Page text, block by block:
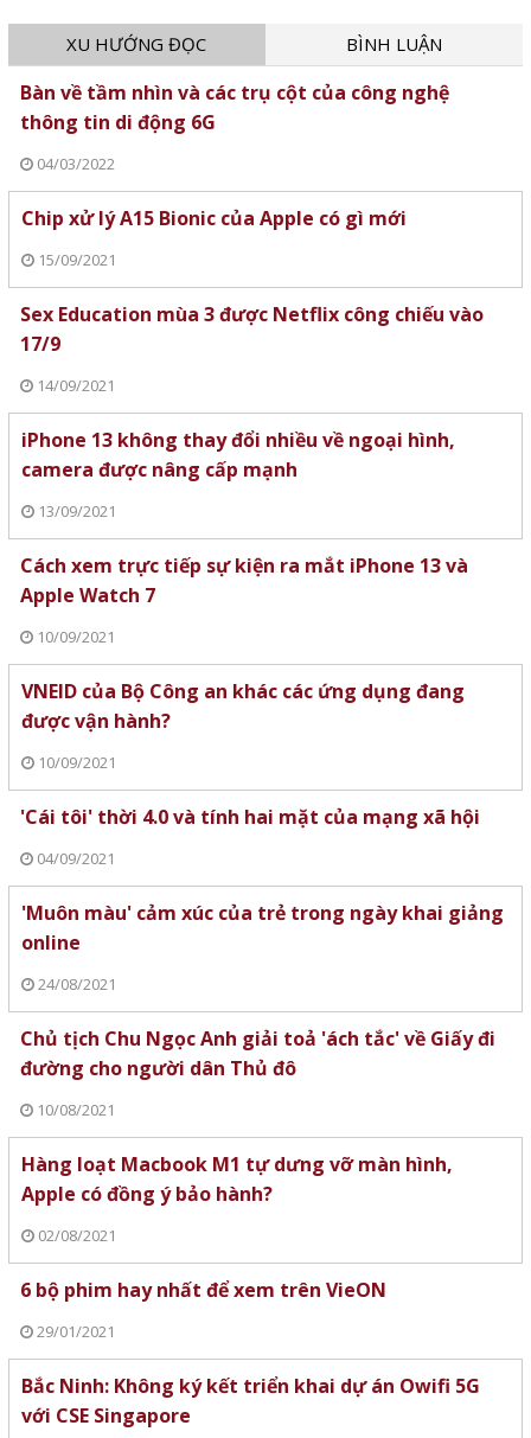
XU HƯỚNG ĐỌC BÌNH LUẬN
Bàn về tầm nhìn và các trụ cột của công nghệ
thông tin di động 6G
04/03/2022
Chip xử lý A15 Bionic của Apple có gì mới
15/09/2021
Sex Education mùa 3 được Netflix công chiếu vào
17/9
14/09/2021
iPhone 13 không thay đổi nhiều về ngoại hình,
camera được nâng cấp mạnh
13/09/2021
Cách xem trực tiếp sự kiện ra mắt iPhone 13 và
Apple Watch 7
10/09/2021
VNEID của Bộ Công an khác các ứng dụng đang
được vận hành?
10/09/2021
'Cái tôi' thời 4.0 và tính hai mặt của mạng xã hội
04/09/2021
'Muôn màu' cảm xúc của trẻ trong ngày khai giảng
online
24/08/2021
Chủ tịch Chu Ngọc Anh giải toả 'ách tắc' về Giấy đi
đường cho người dân Thủ đô
10/08/2021
Hàng loạt Macbook M1 tự dưng vỡ màn hình,
Apple có đồng ý bảo hành?
02/08/2021
6 bộ phim hay nhất để xem trên VieON
29/01/2021
Bắc Ninh: Không ký kết triển khai dự án Owifi 5G
với CSE Singapore